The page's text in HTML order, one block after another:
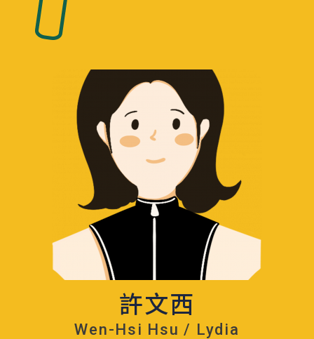
許文西
Wen-Hsi Hsu / Lydia